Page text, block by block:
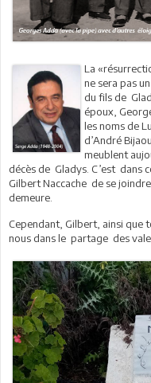
La
ne sera pas
du fils de
époux,
les noms de
d’André
meublent
décès de Gladys. C’est
Gilbert Naccache de se
demeure.
Cependant, Gilbert, ainsi que
nous dans le partage des